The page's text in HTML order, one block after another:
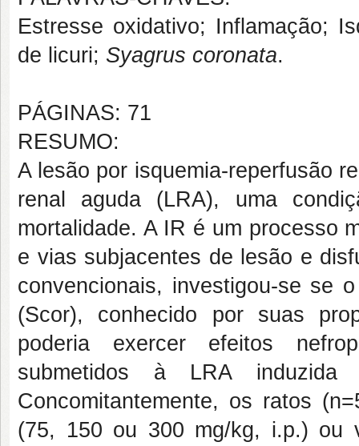
Estresse oxidativo; Inflamação;
de licuri; Syagrus coronata.
PÁGINAS: 71
RESUMO:
A lesão por isquemia-reperfusão
renal aguda (LRA), uma
mortalidade. A IR é um processo
e vias subjacentes de lesão e
convencionais, investigou-se se
(Scor), conhecido por suas
poderia exercer efeitos
submetidos à LRA
Concomitantemente, os ratos
(75, 150 ou 300 mg/kg, i.p.) ou